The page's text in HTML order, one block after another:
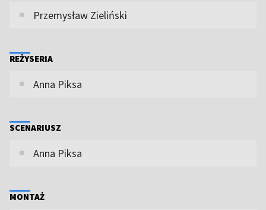
Przemysław Zieliński
REŻYSERIA
Anna Piksa
SCENARIUSZ
Anna Piksa
MONTAŻ